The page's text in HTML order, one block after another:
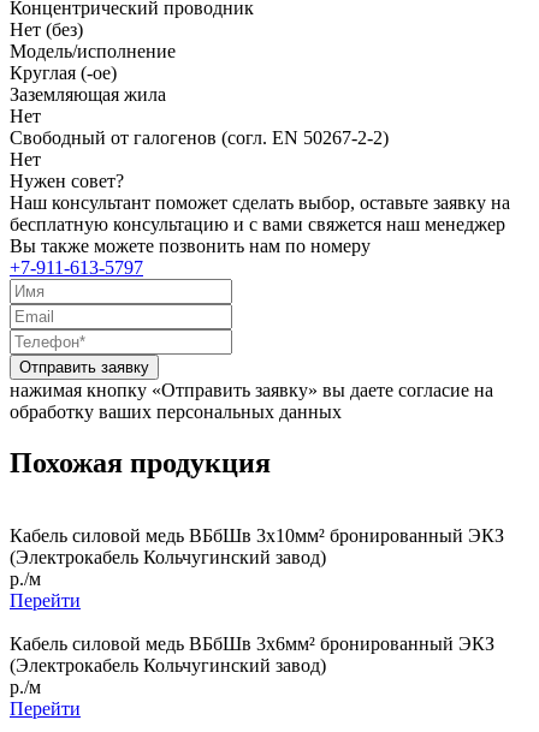
Концентрический проводник
Нет (без)
Модель/исполнение
Круглая (-ое)
Заземляющая жила
Нет
Свободный от галогенов (согл. EN 50267-2-2)
Нет
Нужен совет?
Наш консультант поможет сделать выбор, оставьте заявку на
бесплатную консультацию и с вами свяжется наш менеджер
Вы также можете позвонить нам по номеру
+7-911-613-5797
Отправить заявку
нажимая кнопку «Отправить заявку» вы даете согласие на
обработку ваших персональных данных
Похожая продукция
Кабель силовой медь ВБбШв 3x10мм² бронированный ЭКЗ
(Электрокабель Кольчугинский завод)
р./м
Перейти
Кабель силовой медь ВБбШв 3x6мм² бронированный ЭКЗ
(Электрокабель Кольчугинский завод)
р./м
Перейти